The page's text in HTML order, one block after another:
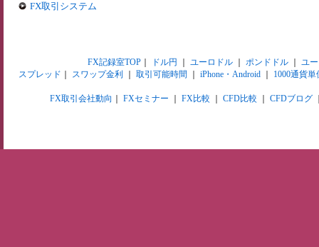
FX取引システム
FX記録室TOP｜ ドル円 ユーロドル｜ ポンドドル｜ ユ
スプレッド
スワップ金利 取引可能時間 iPhone・Android 1000通貨単
FX取引会社動向 FXセミナー FX比較 CFD比較 CFDブログ